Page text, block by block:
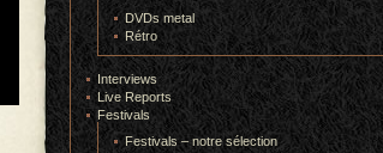
DVDs metal
Rétro
Interviews
Live Reports
Festivals
Festivals – notre sélection